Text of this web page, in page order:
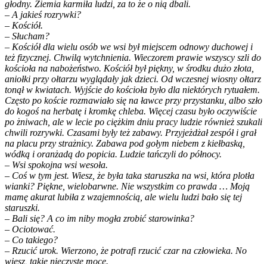
głodny. Ziemia karmiła ludzi, za to że o nią dbali.
– A jakieś rozrywki?
– Kościół.
– Słucham?
– Kościół dla wielu osób we wsi był miejscem odnowy duchowej i
też fizycznej. Chwilą wytchnienia. Wieczorem prawie wszyscy szli do
kościoła na nabożeństwo. Kościół był piękny, w środku dużo złota,
aniołki przy ołtarzu wyglądały jak dzieci. Od wczesnej wiosny ołtarz
tonął w kwiatach. Wyjście do kościoła było dla niektórych rytuałem.
Często po koście rozmawiało się na ławce przy przystanku, albo szło
do kogoś na herbatę i kromkę chleba. Więcej czasu było oczywiście
po żniwach, ale w lecie po ciężkim dniu pracy ludzie również szukali
chwili rozrywki. Czasami były też zabawy. Przyjeżdżał zespół i grał
na placu przy strażnicy. Zabawa pod gołym niebem z kiełbaską,
wódką i oranżadą do popicia. Ludzie tańczyli do północy.
– Wsi spokojna wsi wesoła.
– Coś w tym jest. Wiesz, że była taka staruszka na wsi, która plotła
wianki? Piękne, wielobarwne. Nie wszystkim co prawda … Moją
mamę akurat lubiła z wzajemnością, ale wielu ludzi bało się tej
staruszki.
– Bali się? A co im niby mogła zrobić starowinka?
– Ociotować.
– Co takiego?
– Rzucić urok. Wierzono, że potrafi rzucić czar na człowieka. No
wiesz, takie nieczyste moce.